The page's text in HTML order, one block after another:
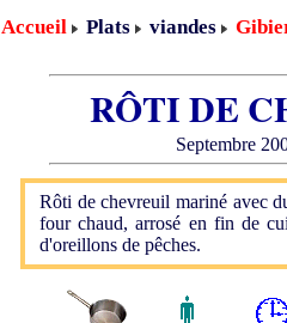
Accueil Plats viandes
RÔTI DE
Septembre
Rôti de chevreuil mariné avec
four chaud, arrosé en fin de
d'oreillons de pêches.